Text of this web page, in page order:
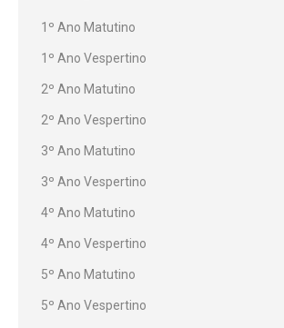
1º Ano Matutino
1º Ano Vespertino
2º Ano Matutino
2º Ano Vespertino
3º Ano Matutino
3º Ano Vespertino
4º Ano Matutino
4º Ano Vespertino
5º Ano Matutino
5º Ano Vespertino